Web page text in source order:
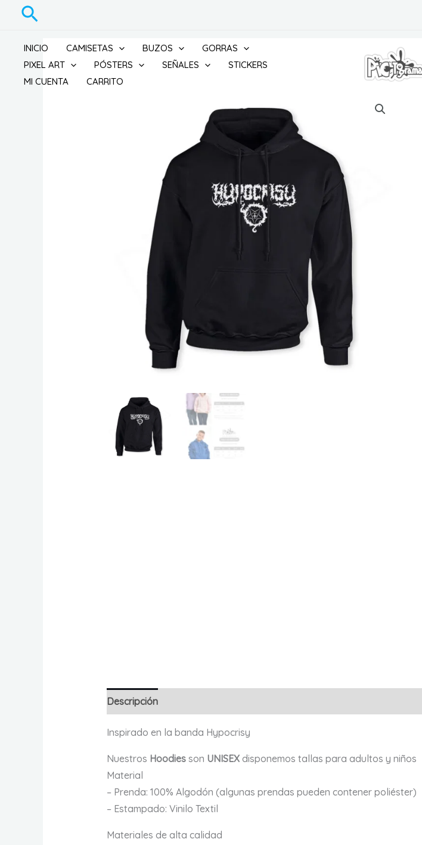
Buscar
INICIO CAMISETAS BUZOS
GORRAS
PIXEL ART
PÓSTERS SEÑALES
STICKERS
MI CUENTA
CARRITO
Descripción
Inspirado en la banda Hypocrisy
Nuestros Hoodies son UNISEXdisponemos tallas para adultos y niños
Material
– Prenda: 100% Algodón (algunas prendas pueden contener poliéster)
– Estampado: Vinilo Textil
Materiales de alta calidad